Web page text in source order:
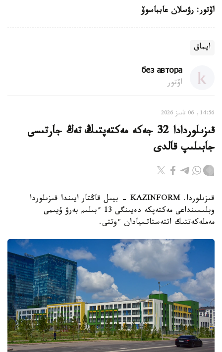
اۆتور: رۋسلان عابباسوۆ
ايماق
без автора
اۆتور
14:56, 06 تامىز 2026
قىزىلوردادا 32 جەكە مەكتەپتىڭ تەڭ جارتىسى
جابىلىپ قالدى
قىزىلوردا. KAZINFORM - بيىل قاڭتار ايىندا قىزىلوردا
وبلىسىنداعى مەكتەپكە دەيىنگى 13 ءبىلىم بەرۋ ۇيىمى
مەملەكەتتىك اتتەستاتسيادان ءوتتى.